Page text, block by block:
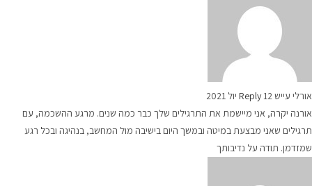
אורלי עייש Reply12 יול 2021
אורנה יקרה, אני מיישמת את התרגילים שלך כבר כמה שנים. מרגע ההשכמה, עם
תרגילים שאני מבצעת במיטה ובמשך היום בישיבה מול המחשב, בנהיגה ובכל רגע
שמזדמן. תודה על נדיבותך